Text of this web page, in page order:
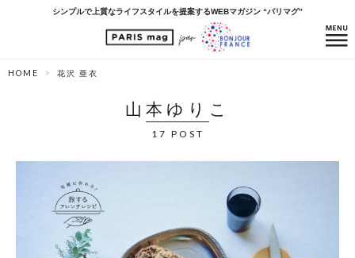
シンプルで上質なライフスタイルを提案するWEBマガジン “パリマグ”
HOME 花沢 亜衣
山本ゆりこ
17 POST